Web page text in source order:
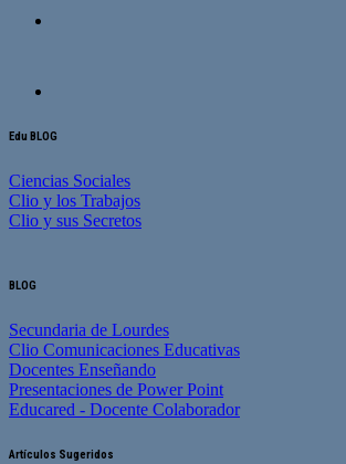
Edu BLOG
Ciencias Sociales
Clio y los Trabajos
Clio y sus Secretos
BLOG
Secundaria de Lourdes
Clio Comunicaciones Educativas
Docentes Enseñando
Presentaciones de Power Point
Educared - Docente Colaborador
Artículos Sugeridos